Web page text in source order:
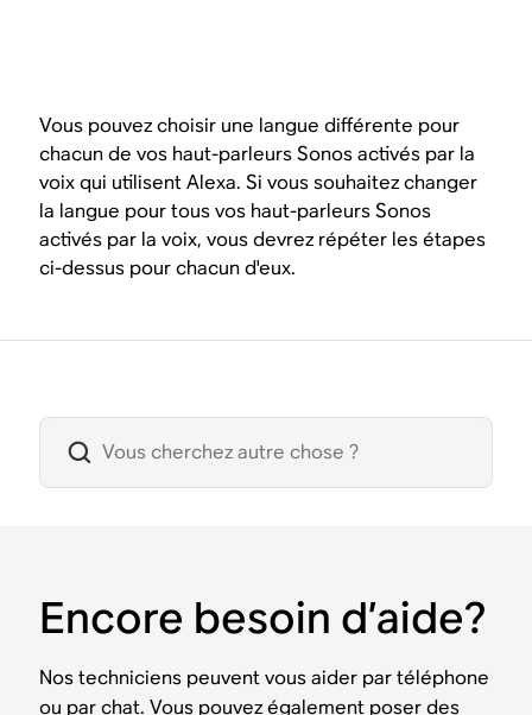
Vous pouvez choisir une langue différente pour
chacun de vos haut-parleurs Sonos activés par la
voix qui utilisent Alexa. Si vous souhaitez changer
la langue pour tous vos haut-parleurs Sonos
activés par la voix, vous devrez répéter les étapes
ci-dessus pour chacun d'eux.
Encore besoin d’aide?
Nos techniciens peuvent vous aider par téléphone
ou par chat. Vous pouvez également poser des